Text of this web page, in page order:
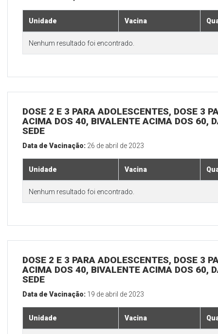
Unidade Vacina
Nenhum resultado foi encontrado.
DOSE 2 E 3 PARA ADOLESCENTES, DOSE 3
ACIMA DOS 40, BIVALENTE ACIMA DOS 60,
SEDE
Data de Vacinação: 26 de abril de 2023
Unidade Vacina
Nenhum resultado foi encontrado.
DOSE 2 E 3 PARA ADOLESCENTES, DOSE 3
ACIMA DOS 40, BIVALENTE ACIMA DOS 60,
SEDE
Data de Vacinação: 19 de abril de 2023
Unidade Vacina